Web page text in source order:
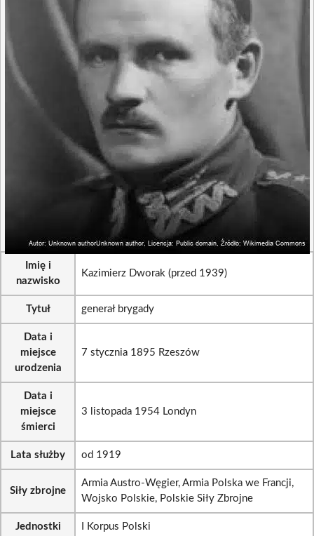
Imię i
nazwisko
Kazimierz Dworak (przed 1939)
Tytuł generał brygady
Data i
miejsce
urodzenia
7 stycznia 1895 Rzeszów
Data i
miejsce
śmierci
3 listopada 1954 Londyn
Lata służby od 1919
Siły zbrojne
Armia Austro-Węgier, Armia Polska we Francji,
Wojsko Polskie, Polskie Siły Zbrojne
Jednostki I Korpus Polski